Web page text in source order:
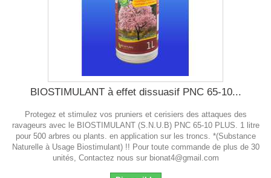
BIOSTIMULANT à effet dissuasif PNC 65-10...
Protegez et stimulez vos pruniers et cerisiers des attaques des
ravageurs avec le BIOSTIMULANT (S.N.U.B) PNC 65-10 PLUS. 1 litre
pour 500 arbres ou plants. en application sur les troncs. *(Substance
Naturelle à Usage Biostimulant) !! Pour toute commande de plus de 30
unités, Contactez nous sur bionat4@gmail.com